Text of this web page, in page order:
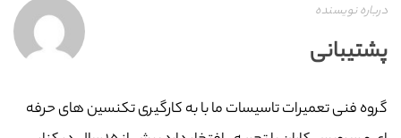
درباره نویسنده
پشتیبانی
گروه فنی تعمیرات تاسیسات ما با به‌ کارگیری تکنسین های حرفه